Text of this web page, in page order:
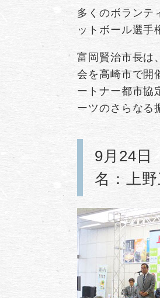
多くのボランテ
ットボール選手
富岡賢治市長は
会を高崎市で開
ートナー都市協
ーツのさらなる
9月24日
名：上